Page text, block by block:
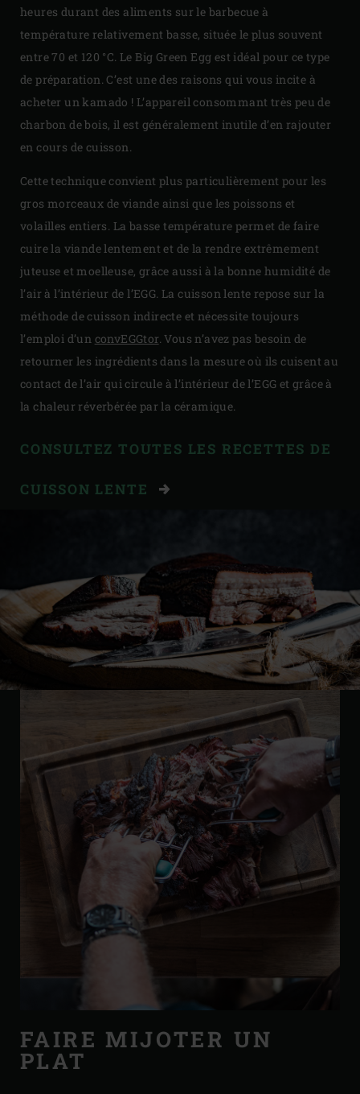
heures durant des aliments sur le barbecue à
température relativement basse, située le plus souvent
entre 70 et 120 °C. Le Big Green Egg est idéal pour ce type
de préparation. C’est une des raisons qui vous incite à
acheter un kamado ! L’appareil consommant très peu de
charbon de bois, il est généralement inutile d’en rajouter
en cours de cuisson.
Cette technique convient plus particulièrement pour les
gros morceaux de viande ainsi que les poissons et
volailles entiers. La basse température permet de faire
cuire la viande lentement et de la rendre extrêmement
juteuse et moelleuse, grâce aussi à la bonne humidité de
l’air à l’intérieur de l’EGG. La cuisson lente repose sur la
méthode de cuisson indirecte et nécessite toujours
l’emploi d’un convEGGtor. Vous n’avez pas besoin de
retourner les ingrédients dans la mesure où ils cuisent au
contact de l’air qui circule à l’intérieur de l’EGG et grâce à
la chaleur réverbérée par la céramique.
CONSULTEZ TOUTES LES RECETTES DE
CUISSON LENTE
FAIRE MIJOTER UN
PLAT